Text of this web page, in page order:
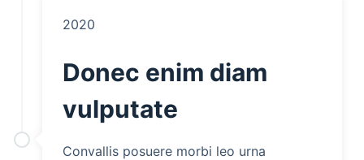
2020
Donec enim diam
vulputate
Convallis posuere morbi leo urna